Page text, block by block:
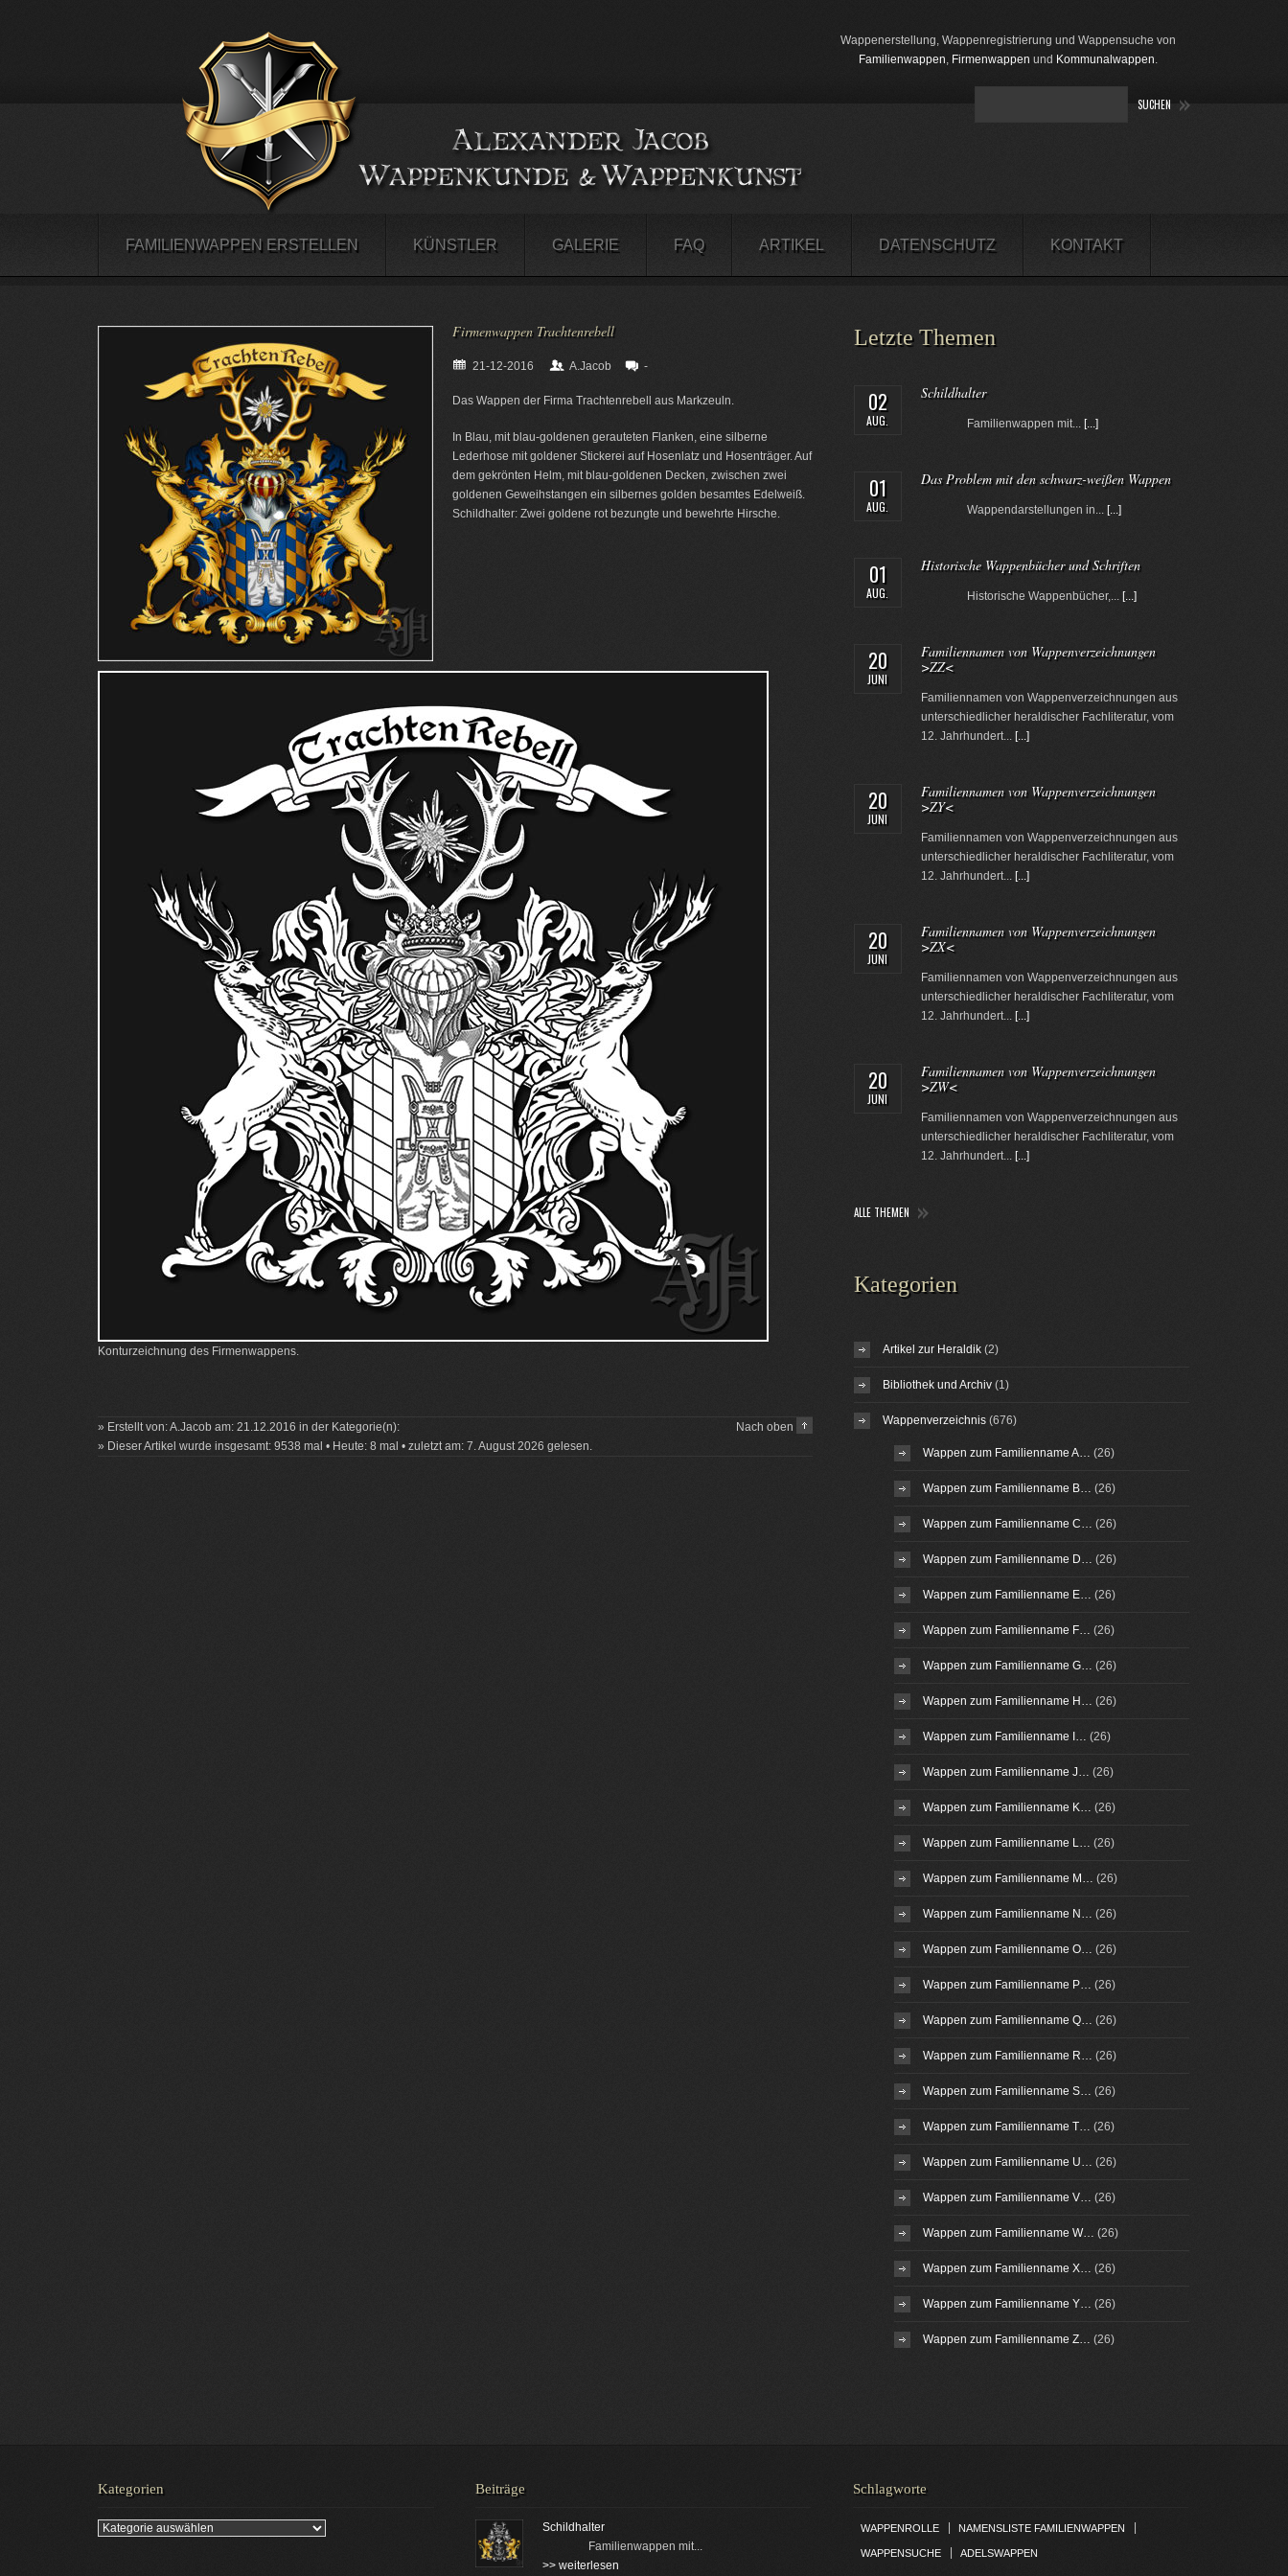
Wappenerstellung, Wappenregistrierung und Wappensuche von
Familienwappen, Firmenwappen und Kommunalwappen.
FAMILIENWAPPEN ERSTELLEN KÜNSTLER GALERIE FAQ ARTIKEL DATENSCHUTZ KONTAKT
Firmenwappen Trachtenrebell
21-12-2016 A.Jacob -
Das Wappen der Firma Trachtenrebell aus Markzeuln
In Blau, mit blau-goldenen gerauteten Flanken, eine silberne
Lederhose mit goldener Stickerei auf Hosenlatz und Hosenträger. Auf
dem gekrönten Helm, mit blau-goldenen Decken, zwischen zwei
goldenen Geweihstangen ein silbernes golden besamtes Edelweiß.
Schildhalter: Zwei goldene rot bezungte und bewehrte Hirsche.
Konturzeichnung des Firmenwappens.
Nach oben
» Erstellt von: A.Jacob am: 21.12.2016 in der Kategorie(n):
» Dieser Artikel wurde insgesamt: 9538 mal • Heute: 8 mal • zuletzt am: 7. August 2026 gelesen.
Letzte Themen
02
AUG.
Schildhalter
Familienwappen mit... [...]
01
AUG.
Das Problem mit den schwarz-weißen Wappen
Wappendarstellungen in... [...]
01
AUG.
Historische Wappenbücher und Schriften
Historische Wappenbücher,... [...]
20
JUNI
Familiennamen von Wappenverzeichnungen
>ZZ<
Familiennamen von Wappenverzeichnungen aus
unterschiedlicher heraldischer Fachliteratur, vom
12. Jahrhundert... [...]
20
JUNI
Familiennamen von Wappenverzeichnungen
>ZY<
Familiennamen von Wappenverzeichnungen aus
unterschiedlicher heraldischer Fachliteratur, vom
12. Jahrhundert... [...]
20
JUNI
Familiennamen von Wappenverzeichnungen
>ZX<
Familiennamen von Wappenverzeichnungen aus
unterschiedlicher heraldischer Fachliteratur, vom
12. Jahrhundert... [...]
20
JUNI
Familiennamen von Wappenverzeichnungen
>ZW<
Familiennamen von Wappenverzeichnungen aus
unterschiedlicher heraldischer Fachliteratur, vom
12. Jahrhundert... [...]
ALLE THEMEN
Kategorien
Artikel zur Heraldik(2)
Bibliothek und Archiv(1)
Wappenverzeichnis(676)
Wappen zum Familienname A… (26)
Wappen zum Familienname B… (26)
Wappen zum Familienname C… (26)
Wappen zum Familienname D… (26)
Wappen zum Familienname E… (26)
Wappen zum Familienname F… (26)
Wappen zum Familienname G… (26)
Wappen zum Familienname H… (26)
Wappen zum Familienname I… (26)
Wappen zum Familienname J… (26)
Wappen zum Familienname K… (26)
Wappen zum Familienname L… (26)
Wappen zum Familienname M… (26)
Wappen zum Familienname N… (26)
Wappen zum Familienname O… (26)
Wappen zum Familienname P… (26)
Wappen zum Familienname Q… (26)
Wappen zum Familienname R… (26)
Wappen zum Familienname S… (26)
Wappen zum Familienname T… (26)
Wappen zum Familienname U… (26)
Wappen zum Familienname V… (26)
Wappen zum Familienname W… (26)
Wappen zum Familienname X… (26)
Wappen zum Familienname Y… (26)
Wappen zum Familienname Z… (26)
Kategorien
Kategorien
Beiträge
Schildhalter
Familienwappen mit...
>> weiterlesen
Schlagworte
WAPPENROLLE NAMENSLISTE FAMILIENWAPPEN
WAPPENSUCHE ADELSWAPPEN